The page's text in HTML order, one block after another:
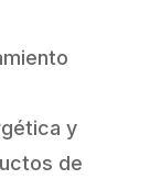
y
de